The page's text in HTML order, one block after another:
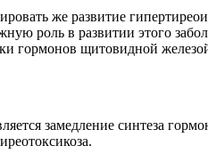
же развитие
роль в развитии этого
щитовидной железой
замедление синтеза